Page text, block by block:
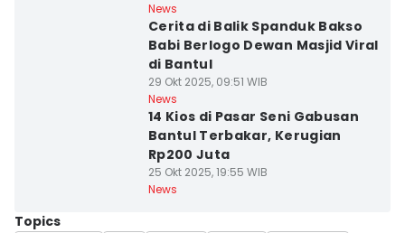
News
Cerita di Balik Spanduk Bakso
Babi Berlogo Dewan Masjid Viral
di Bantul
29 Okt 2025, 09:51 WIB
News
14 Kios di Pasar Seni Gabusan
Bantul Terbakar, Kerugian
Rp200 Juta
25 Okt 2025, 19:55 WIB
News
Topics